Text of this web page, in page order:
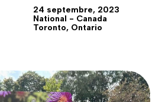
24 septembre, 2023
National - Canada
Toronto, Ontario